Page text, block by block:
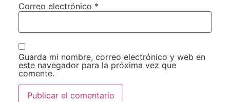
Correo electrónico *
Guarda mi nombre, correo electrónico y web en
este navegador para la próxima vez que
comente.